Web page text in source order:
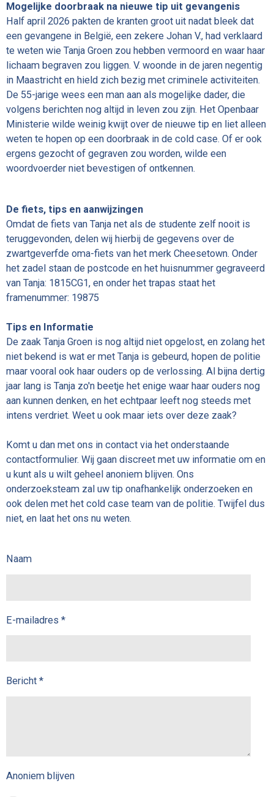
Mogelijke doorbraak na nieuwe tip uit gevangenis
Half april 2026 pakten de kranten groot uit nadat bleek dat
een gevangene in België, een zekere Johan V., had verklaard
te weten wie Tanja Groen zou hebben vermoord en waar haar
lichaam begraven zou liggen. V. woonde in de jaren negentig
in Maastricht en hield zich bezig met criminele activiteiten.
De 55-jarige wees een man aan als mogelijke dader, die
volgens berichten nog altijd in leven zou zijn. Het Openbaar
Ministerie wilde weinig kwijt over de nieuwe tip en liet alleen
weten te hopen op een doorbraak in de cold case. Of er ook
ergens gezocht of gegraven zou worden, wilde een
woordvoerder niet bevestigen of ontkennen.
De fiets, tips en aanwijzingen
Omdat de fiets van Tanja net als de studente zelf nooit is
teruggevonden, delen wij hierbij de gegevens over de
zwartgeverfde oma-fiets van het merk Cheesetown. Onder
het zadel staan de postcode en het huisnummer gegraveerd
van Tanja: 1815CG1, en onder het trapas staat het
framenummer: 19875
Tips en Informatie
De zaak Tanja Groen is nog altijd niet opgelost, en zolang het
niet bekend is wat er met Tanja is gebeurd, hopen de politie
maar vooral ook haar ouders op de verlossing. Al bijna dertig
jaar lang is Tanja zo'n beetje het enige waar haar ouders nog
aan kunnen denken, en het echtpaar leeft nog steeds met
intens verdriet. Weet u ook maar iets over deze zaak?
Komt u dan met ons in contact via het onderstaande
contactformulier. Wij gaan discreet met uw informatie om en
u kunt als u wilt geheel anoniem blijven. Ons
onderzoeksteam zal uw tip onafhankelijk onderzoeken en
ook delen met het cold case team van de politie. Twijfel dus
niet, en laat het ons nu weten.
Naam
E-mailadres *
Bericht *
Anoniem blijven